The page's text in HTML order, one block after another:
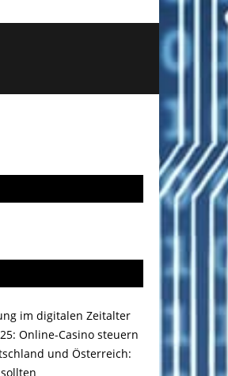
im digitalen Zeitalter
Online-Casino steuern
und Österreich: